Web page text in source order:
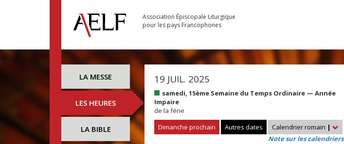
Association Épiscopale Liturgique
pour les pays Francophones
LA MESSE
LES HEURES
LA BIBLE
19 JUIL. 2025
samedi, 15ème Semaine du Temps Ordinaire — Année
Impaire
de la férie
Dimanche prochain
Autres dates Calendrier romain |
Note sur les calendriers